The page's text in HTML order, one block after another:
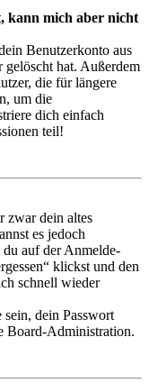
kann mich aber nicht
Benutzerkonto aus
gelöscht hat. Außerdem
die für längere
um die
dich einfach
teil!
zwar dein altes
es jedoch
auf der Anmelde-
klickst und den
schnell wieder
dein Passwort
Board-Administration.